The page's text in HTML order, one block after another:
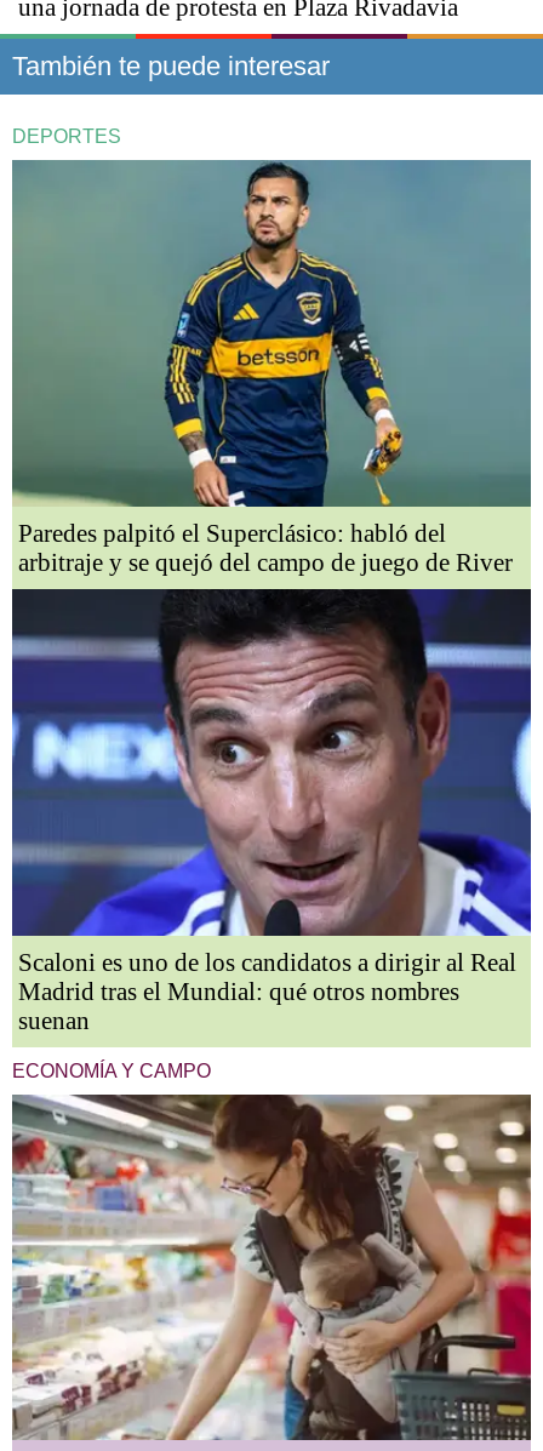
una jornada de protesta en Plaza Rivadavia
También te puede interesar
DEPORTES
Paredes palpitó el Superclásico: habló del
arbitraje y se quejó del campo de juego de River
Scaloni es uno de los candidatos a dirigir al Real
Madrid tras el Mundial: qué otros nombres
suenan
ECONOMÍA Y CAMPO